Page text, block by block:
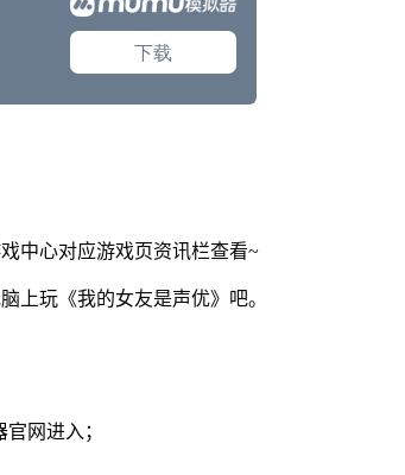
中心对应游戏页资讯栏查看~
上玩《我的女友是声优》吧。
网进入；